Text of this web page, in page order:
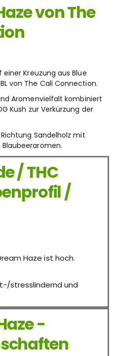
von The
Kreuzung aus Blue
von The Cali Connection.
Aromenvielfalt kombiniert
Kush zur Verkürzung der
Sandelholz mit
/ THC
/
Haze ist hoch.
stresslindernd und
-